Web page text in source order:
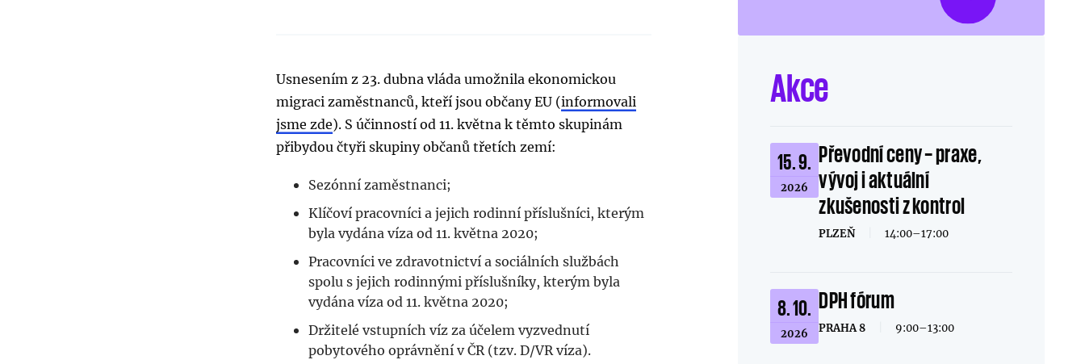
Usnesením z 23. dubna vláda umožnila ekonomickou
migraci zaměstnanců, kteří jsou občany EU (informovali
jsme zde). S účinností od 11. května k těmto skupinám
přibydou čtyři skupiny občanů třetích zemí:
Sezónní zaměstnanci;
Klíčoví pracovníci a jejich rodinní příslušníci, kterým
byla vydána víza od 11. května 2020;
Pracovníci ve zdravotnictví a sociálních službách
spolu s jejich rodinnými příslušníky, kterým byla
vydána víza od 11. května 2020;
Držitelé vstupních víz za účelem vyzvednutí
pobytového oprávnění v ČR (tzv. D/VR víza).
Akce
15. 9.
2026
Převodní ceny – praxe,
vývoj i aktuální
zkušenosti z kontrol
PLZEŇ 14:00–17:00
8. 10.
2026
DPH fórum
PRAHA 8 9:00–13:00